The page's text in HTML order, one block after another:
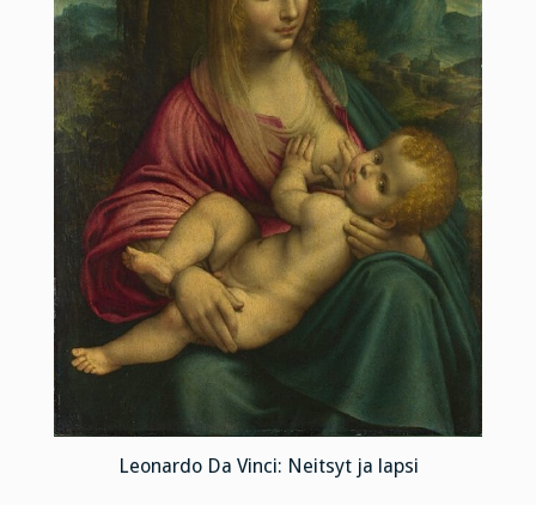
Leonardo Da Vinci: Neitsyt ja lapsi